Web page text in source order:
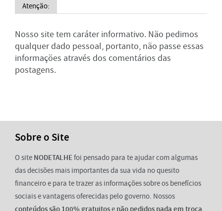
Atenção:
Nosso site tem caráter informativo. Não pedimos
qualquer dado pessoal, portanto, não passe essas
informações através dos comentários das
postagens.
Sobre o Site
O site NODETALHEfoi pensado para te ajudar com algumas
das decisões mais importantes da sua vida no quesito
financeiro e para te trazer as informações sobre os benefícios
sociais e vantagens oferecidas pelo governo. Nossos
conteúdos são 100% gratuitose não pedidos nada em troca.